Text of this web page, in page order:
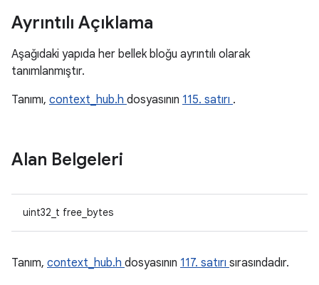
Ayrıntılı Açıklama
Aşağıdaki yapıda her bellek bloğu ayrıntılı olarak
tanımlanmıştır.
Tanımı, context_hub.h dosyasının 115. satırı .
Alan Belgeleri
uint32_t free_bytes
Tanım, context_hub.h dosyasının 117. satırı sırasındadır.